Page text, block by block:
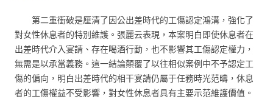
第二重衝破是厘清了因公出差時代的工傷認定鴻溝，強化了
對女性休息者的特別維護。張麗云表現，本案明白即使休息者在
出差時代介入宴請、存在喝酒行動，也不影響其工傷認定權力，
無需是以承當義務。這一結論顛覆了以往相似案例中不予認定工
傷的偏向，明白出差時代的相干宴請仍屬于任務時光范疇，休息
者的工傷權益不受影響，對女性休息者具有主要示范維護價值。